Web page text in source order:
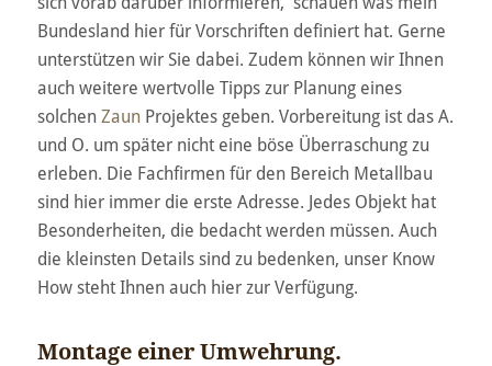
Bundesland hier für Vorschriften definiert hat. Gerne
unterstützen wir Sie dabei. Zudem können wir Ihnen
auch weitere wertvolle Tipps zur Planung eines
solchen ZaunProjektes geben. Vorbereitung ist das A.
und O. um später nicht eine böse Überraschung zu
erleben. Die Fachfirmen für den Bereich Metallbau
sind hier immer die erste Adresse. Jedes Objekt hat
Besonderheiten, die bedacht werden müssen. Auch
die kleinsten Details sind zu bedenken, unser Know
How steht Ihnen auch hier zur Verfügung.
Montage einer Umwehrung.